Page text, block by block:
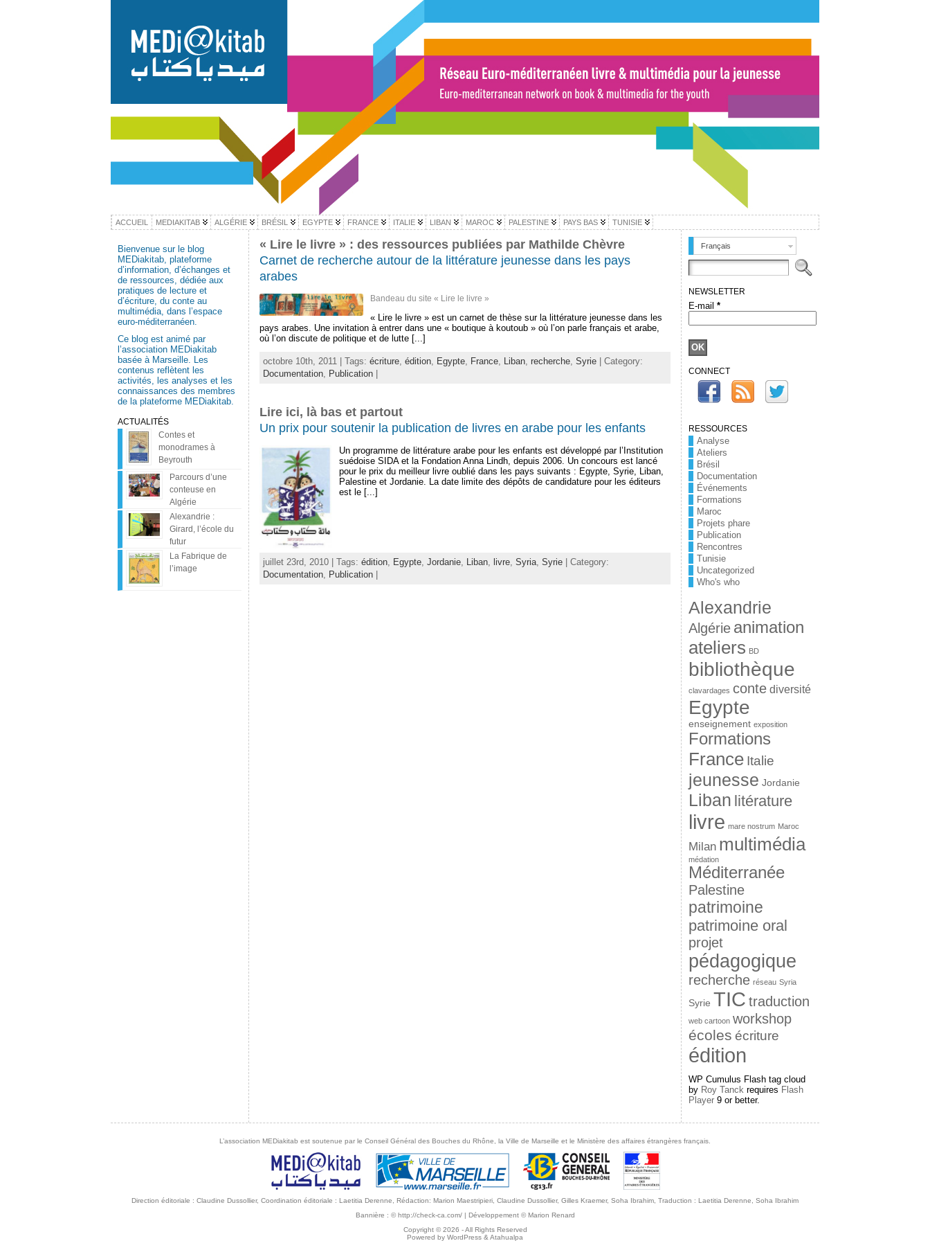
ACCUEIL MEDIAKITAB ALGÉRIE BRÉSIL EGYPTE FRANCE ITALIE LIBAN MAROC PALESTINE PAYS BAS TUNISIE
Bienvenue sur le blog
MEDiakitab, plateforme
d’information, d’échanges et
de ressources, dédiée aux
pratiques de lecture et
d’écriture, du conte au
multimédia, dans l’espace
euro-méditerranéen.
Ce blog est animé par
l’association MEDiakitab
basée à Marseille. Les
contenus reflètent les
activités, les analyses et les
connaissances des membres
de la plateforme MEDiakitab.
ACTUALITÉS
Contes et
monodrames à
Beyrouth
Parcours d’une
conteuse en
Algérie
Alexandrie :
Girard, l’école du
futur
La Fabrique de
l’image
« Lire le livre » : des ressources publiées par Mathilde Chèvre
Carnet de recherche autour de la littérature jeunesse dans les pays
arabes
Bandeau du site « Lire le livre »
« Lire le livre » est un carnet de thèse sur la littérature jeunesse dans les
pays arabes. Une invitation à entrer dans une « boutique à koutoub » où l’on parle français et arabe,
où l’on discute de politique et de lutte [...]
octobre 10th, 2011 | Tags: écriture, édition, Egypte, France, Liban, recherche, Syrie | Category:
Documentation, Publication
Lire ici, là bas et partout
Un prix pour soutenir la publication de livres en arabe pour les enfants
Un programme de littérature arabe pour les enfants est développé par l’Institution
suédoise SIDA et la Fondation Anna Lindh, depuis 2006. Un concours est lancé
pour le prix du meilleur livre oublié dans les pays suivants : Egypte, Syrie, Liban,
Palestine et Jordanie. La date limite des dépôts de candidature pour les éditeurs
est le [...]
juillet 23rd, 2010 | Tags: édition, Egypte, Jordanie, Liban, livre, Syria, Syrie | Category:
Documentation, Publication
Français
NEWSLETTER
E-mail *
CONNECT
RESSOURCES
Analyse
Ateliers
Brésil
Documentation
Événements
Formations
Maroc
Projets phare
Publication
Rencontres
Tunisie
Uncategorized
Who's who
Alexandrie
Algérie animation
ateliers BD
bibliothèque
clavardages conte diversité
Egypte
enseignement exposition
Formations
France Italie
jeunesse Jordanie
Liban litérature
livre mare nostrum Maroc
Milan multimédia
médation
Méditerranée
Palestine
patrimoine
patrimoine oral
projet
pédagogique
recherche réseau Syria
Syrie TIC traduction
web cartoon workshop
écoles écriture
édition
WP Cumulus Flash tag cloud
by Roy Tanck requires Flash
Player 9 or better.
L’association MEDiakitab est soutenue par le Conseil Général des Bouches du Rhône, la Ville de Marseille et le Ministère des affaires étrangères français.
Direction éditoriale : Claudine Dussollier, Coordination éditoriale : Laetitia Derenne, Rédaction: Marion Maestripieri, Claudine Dussollier, Gilles Kraemer, Soha Ibrahim, Traduction : Laetitia Derenne, Soha Ibrahim
Bannière : © http://check-ca.com/| Développement © Marion Renard
Copyright © 2026 - All Rights Reserved
Powered by WordPress & Atahualpa